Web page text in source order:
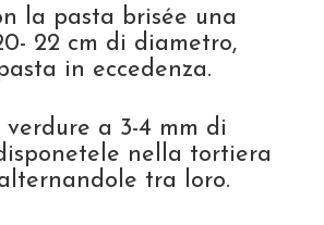
la pasta brisée una
22 cm di diametro,
in eccedenza.
a 3-4 mm di
nella tortiera
tra loro.